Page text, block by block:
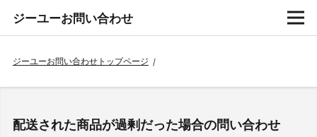
ジーユーお問い合わせ
ジーユーお問い合わせトップページ /
配送された商品が過剰だった場合の問い合わせ